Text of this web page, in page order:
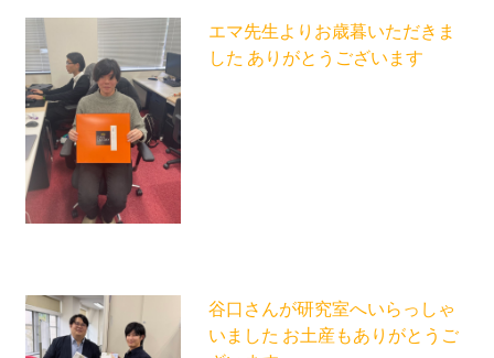
エマ先生よりお歳暮いただきま
した ありがとうございます
谷口さんが研究室へいらっしゃ
いました お土産もありがとうご